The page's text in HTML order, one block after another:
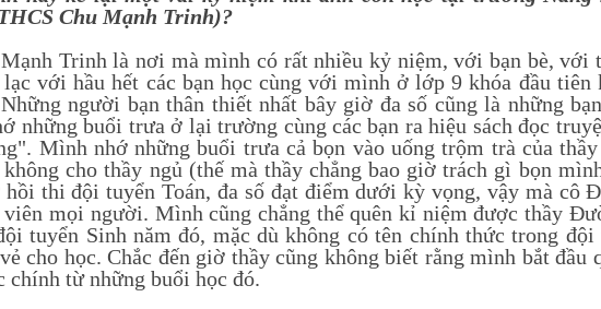
Chu Mạnh Trinh)?
Trinh là nơi mà mình có rất nhiều kỷ niệm, với bạn bè, với
với hầu hết các bạn học cùng với mình ở lớp 9 khóa đầu
người bạn thân thiết nhất bây giờ đa số cũng là những
những buổi trưa ở lại trường cùng các bạn ra hiệu sách đọc
Mình nhớ những buổi trưa cả bọn vào uống trộm trà của
không cho thầy ngủ (thế mà thầy chẳng bao giờ trách gì bọn
hồi thi đội tuyển Toán, đa số đạt điểm dưới kỳ vọng, vậy mà cô
viên mọi người. Mình cũng chẳng thể quên kỉ niệm được thầy
tuyển Sinh năm đó, mặc dù không có tên chính thức trong
cho học. Chắc đến giờ thầy cũng không biết rằng mình bắt đầu
chính từ những buổi học đó.